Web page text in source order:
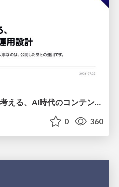
20260722_microCMSで考える、AI時代のコンテンツ運用設計
0 360